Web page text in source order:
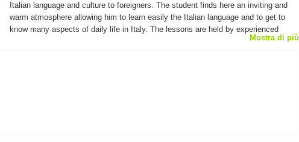
Italian language and culture to foreigners. The student finds here an inviting and
warm atmosphere allowing him to learn easily the Italian language and to get to
know many aspects of daily life in Italy. The lessons are held by experienced
mother-tongue teachers using the communicative teaching method and motivating
Mostra di più